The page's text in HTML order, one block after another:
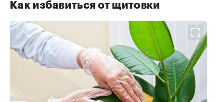
Как избавиться от щитовки